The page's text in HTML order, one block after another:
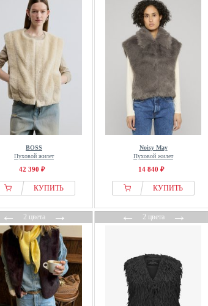
BOSS
Пуховой жилет
42 390 ₽
КУПИТЬ
Noisy May
Пуховой жилет
14 840 ₽
КУПИТЬ
←2 цвета→ ←2 цвета→